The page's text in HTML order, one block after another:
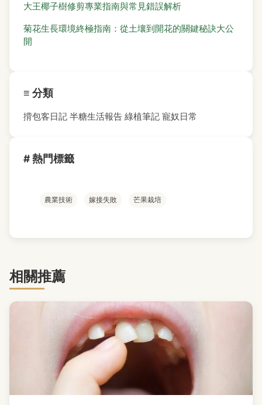
大王椰子樹修剪專業指南與常見錯誤解析
菊花生長環境終極指南：從土壤到開花的關鍵秘訣大公
開
≡ 分類
揹包客日記 半糖生活報告 綠植筆記 寵奴日常
# 熱門標籤
農業技術 嫁接失敗 芒果栽培
相關推薦